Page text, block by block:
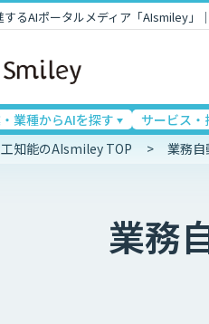
するAIポータルメディア「AIsmiley」
業種からAIを探す サービス・
知能のAIsmiley TOP 業務自
業務